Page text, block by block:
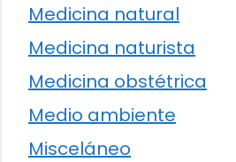
Medicina natural
Medicina naturista
Medicina obstétrica
Medio ambiente
Misceláneo